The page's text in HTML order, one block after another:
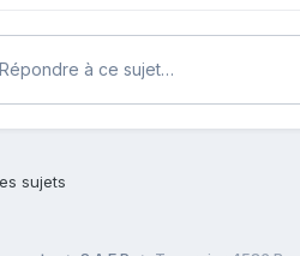
Répondre à ce sujet…
sujets